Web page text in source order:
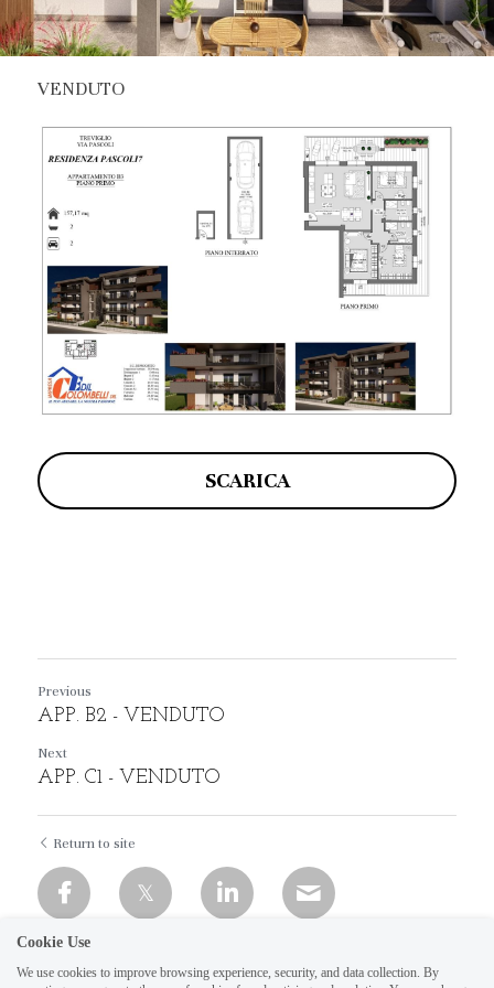
VENDUTO
SCARICA
Previous
APP. B2 - VENDUTO
Next
APP. C1 - VENDUTO
Return to site
Cookie Use
We use cookies to improve browsing experience, security, and data collection. By